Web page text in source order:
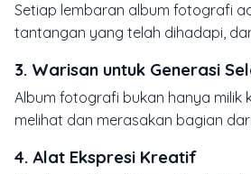
Setiap lembaran album fotografi
tantangan yang telah dihadapi,
3. Warisan untuk Generasi
Album fotografi bukan hanya milik
melihat dan merasakan bagian
4. Alat Ekspresi Kreatif